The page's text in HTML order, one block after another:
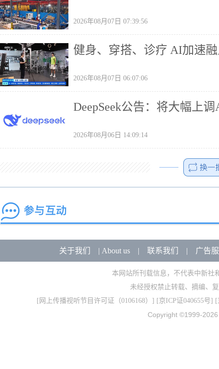
2026年08月07日 07:39:56
健身、穿搭、诊疗 AI加速
2026年08月07日 06:07:06
DeepSeek公告：将大幅上
2026年08月06日 14:09:14
关于我们 | About us| 联系我们 | 广告
本网站所刊载信息，不代表中新社
未经授权禁止转载、摘编、
[ 网上传播视听节目许可证（0106168） ] [京ICP证040655号] [
Copyright ©1999-